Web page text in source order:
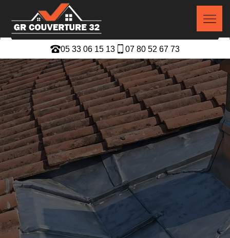
05 33 06 15 13 07 80 52 67 73